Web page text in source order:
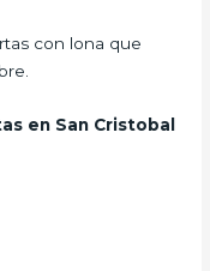
con lona que
en San Cristobal